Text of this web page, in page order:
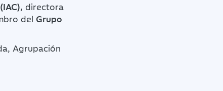
(IAC), directora
del Grupo
Agrupación